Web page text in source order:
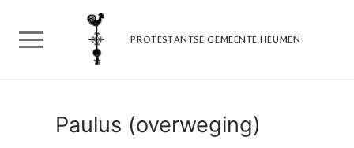
naar
inhoud
PROTESTANTSE GEMEENTE HEUMEN
Paulus (overweging)